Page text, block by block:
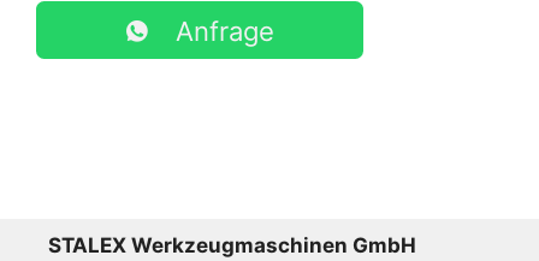
Anfrage
STALEX Werkzeugmaschinen GmbH